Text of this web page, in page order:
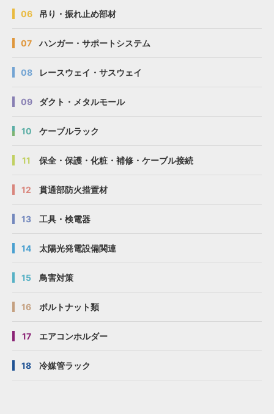
06 吊り・振れ止め部材
07 ハンガー・サポートシステム
08 レースウェイ・サスウェイ
09 ダクト・メタルモール
10 ケーブルラック
11 保全・保護・化粧・補修・ケーブル接続
12 貫通部防火措置材
13 工具・検電器
14 太陽光発電設備関連
15 鳥害対策
16 ボルトナット類
17 エアコンホルダー
18 冷媒管ラック